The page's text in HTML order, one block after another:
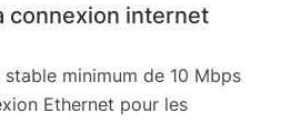
connexion internet
minimum de 10 Mbps
Ethernet pour les